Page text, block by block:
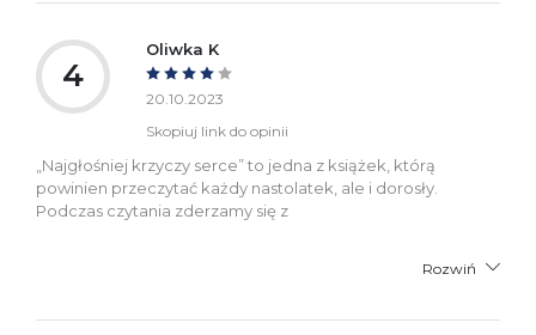
4
Oliwka K
20.10.2023
Skopiuj link do opinii
„Najgłośniej krzyczy serce” to jedna z książek, którą
powinien przeczytać każdy nastolatek, ale i dorosły.
Podczas czytania zderzamy się z
Rozwiń